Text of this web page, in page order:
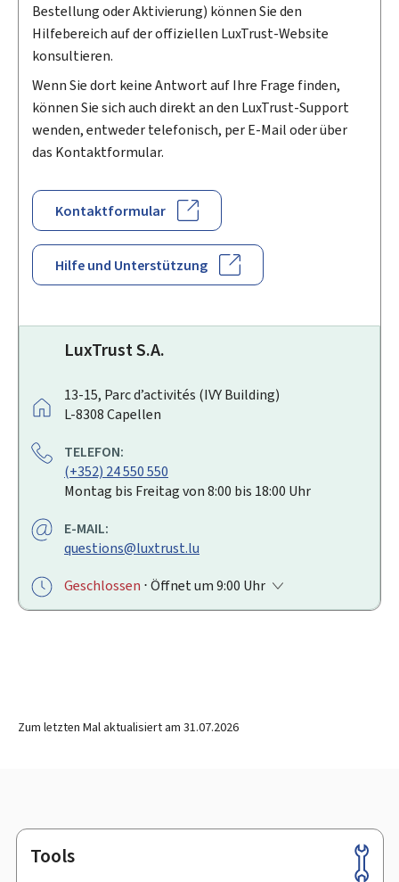
Bestellung oder Aktivierung) können Sie den
Hilfebereich auf der offiziellen LuxTrust-Website
konsultieren.
Wenn Sie dort keine Antwort auf Ihre Frage finden,
können Sie sich auch direkt an den LuxTrust-Support
wenden, entweder telefonisch, per E-Mail oder über
das Kontaktformular.
Kontaktformular
Hilfe und Unterstützung
LuxTrust S.A.
A
D
E
S
S
:
13-15, Parc d’activités (IVY Building)
L-8308Capellen
TELEFON:
(+352) 24 550 550
Montag bis Freitag von 8:00 bis 18:00 Uhr
E-MAIL:
questions@luxtrust.lu
Geschlossen ⋅ Öffnet um 9:00 Uhr
Zum letzten Mal aktualisiert am 31.07.2026
Footer
Tools